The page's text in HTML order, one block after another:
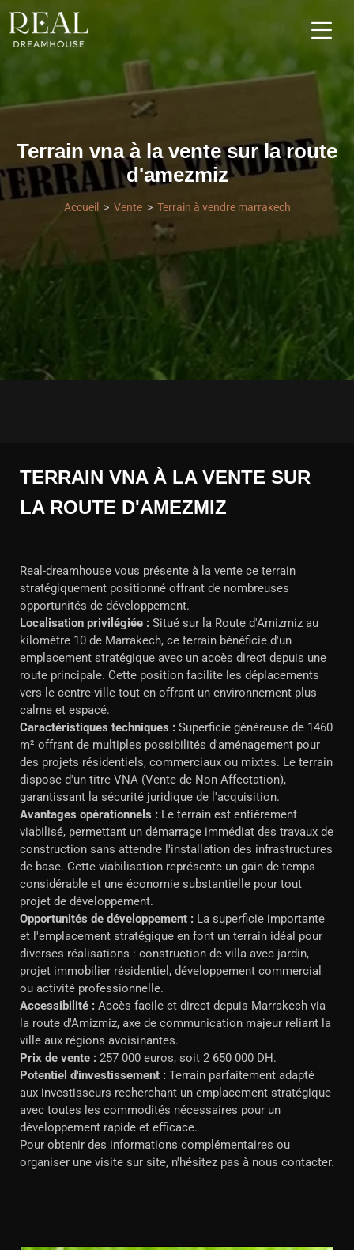
Terrain vna à la vente sur la route
d'amezmiz
Accueil Vente Terrain à vendre marrakech
TERRAIN VNA À LA VENTE SUR
LA ROUTE D'AMEZMIZ
Real-dreamhouse vous présente à la vente ce terrain
stratégiquement positionné offrant de nombreuses
opportunités de développement.
Localisation privilégiée : Situé sur la Route d'Amizmiz au
kilomètre 10 de Marrakech, ce terrain bénéficie d'un
emplacement stratégique avec un accès direct depuis une
route principale. Cette position facilite les déplacements
vers le centre-ville tout en offrant un environnement plus
calme et espacé.
Caractéristiques techniques : Superficie généreuse de 1460
m² offrant de multiples possibilités d'aménagement pour
des projets résidentiels, commerciaux ou mixtes. Le terrain
dispose d'un titre VNA (Vente de Non-Affectation),
garantissant la sécurité juridique de l'acquisition.
Avantages opérationnels : Le terrain est entièrement
viabilisé, permettant un démarrage immédiat des travaux de
construction sans attendre l'installation des infrastructures
de base. Cette viabilisation représente un gain de temps
considérable et une économie substantielle pour tout
projet de développement.
Opportunités de développement : La superficie importante
et l'emplacement stratégique en font un terrain idéal pour
diverses réalisations : construction de villa avec jardin,
projet immobilier résidentiel, développement commercial
ou activité professionnelle.
Accessibilité : Accès facile et direct depuis Marrakech via
la route d'Amizmiz, axe de communication majeur reliant la
ville aux régions avoisinantes.
Prix de vente : 257 000 euros, soit 2 650 000 DH.
Potentiel d'investissement : Terrain parfaitement adapté
aux investisseurs recherchant un emplacement stratégique
avec toutes les commodités nécessaires pour un
développement rapide et efficace.
Pour obtenir des informations complémentaires ou
organiser une visite sur site, n'hésitez pas à nous contacter.